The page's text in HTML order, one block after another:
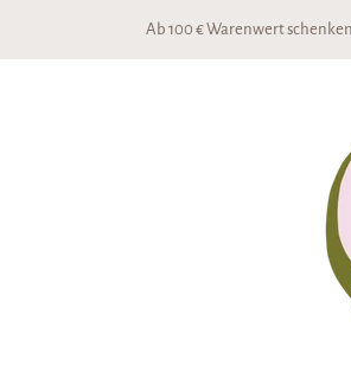
Ab 100 € Warenwert